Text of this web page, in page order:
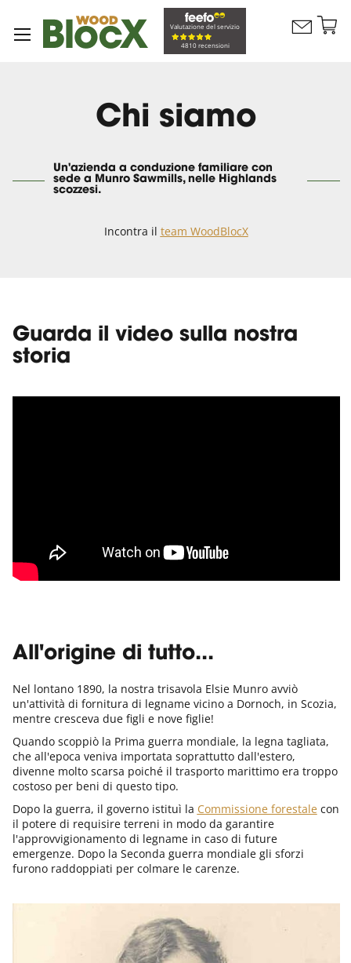
Valutazione del servizio
4810 recensioni
Contattaci
Chi siamo
Un'azienda a conduzione familiare con
sede a Munro Sawmills, nelle Highlands
scozzesi.
Incontra il team WoodBlocX
Guarda il video sulla nostra
storia
All'origine di tutto...
Nel lontano 1890, la nostra trisavola Elsie Munro avviò
un'attività di fornitura di legname vicino a Dornoch, in Scozia,
mentre cresceva due figli e nove figlie!
Quando scoppiò la Prima guerra mondiale, la legna tagliata,
che all'epoca veniva importata soprattutto dall'estero,
divenne molto scarsa poiché il trasporto marittimo era troppo
costoso per beni di questo tipo.
Dopo la guerra, il governo istituì la Commissione forestalecon
il potere di requisire terreni in modo da garantire
l'approvvigionamento di legname in caso di future
emergenze. Dopo la Seconda guerra mondiale gli sforzi
furono raddoppiati per colmare le carenze.